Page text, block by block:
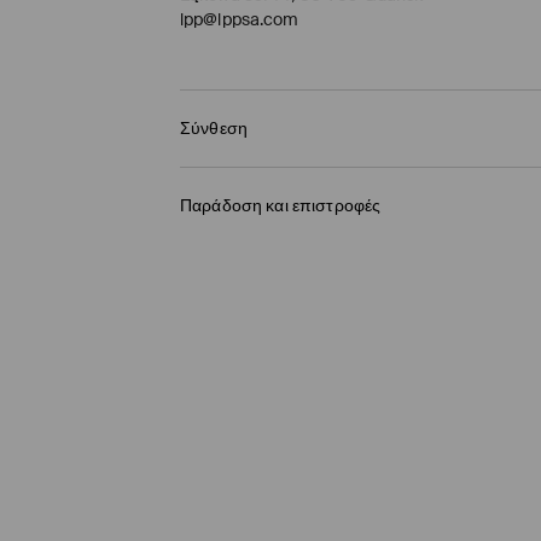
lpp@lppsa.com
Σύνθεση
Παράδοση και επιστροφές